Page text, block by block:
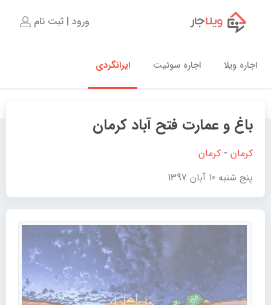
اجاره ویلا اجاره سوئیت ایرانگردی
ورود | ثبت نام
باغ و عمارت فتح آباد کرمان
کرمان - کرمان
پنج شنبه 10 آبان 1397